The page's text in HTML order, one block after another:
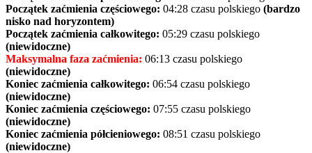
Początek zaćmienia częściowego: 04:28 czasu polskiego (bardzo
nisko nad horyzontem)
Początek zaćmienia całkowitego: 05:29 czasu polskiego
(niewidoczne)
Maksymalna faza zaćmienia: 06:13 czasu polskiego
(niewidoczne)
Koniec zaćmienia całkowitego: 06:54 czasu polskiego
(niewidoczne)
Koniec zaćmienia częściowego: 07:55 czasu polskiego
(niewidoczne)
Koniec zaćmienia półcieniowego: 08:51 czasu polskiego
(niewidoczne)